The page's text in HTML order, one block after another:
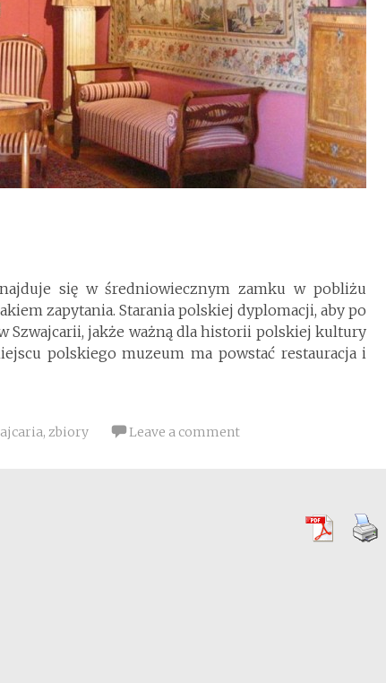
się w średniowiecznym zamku w pobliżu
zapytania. Starania polskiej dyplomacji, aby po
Szwajcarii, jakże ważną dla historii polskiej kultury
polskiego muzeum ma powstać restauracja i
, zbiory Leave a comment